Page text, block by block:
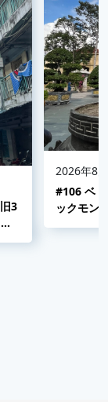
3
2026年8
#106 ベ
ックモン
並み〜